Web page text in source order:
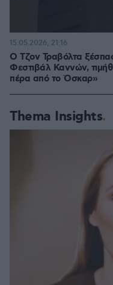
Ο Τζον Τραβόλτα
Φεστιβάλ Καννών,
πέρα από το Όσκαρ»
15.05.2026, 21:16
Thema Insights